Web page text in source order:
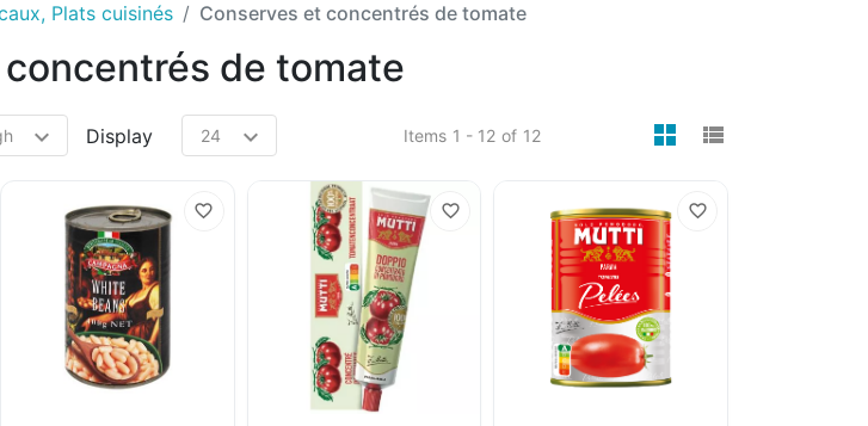
Plats cuisinés Conserves et concentrés de tomate
de tomate
Items 1 - 12 of 12
Display viewmode